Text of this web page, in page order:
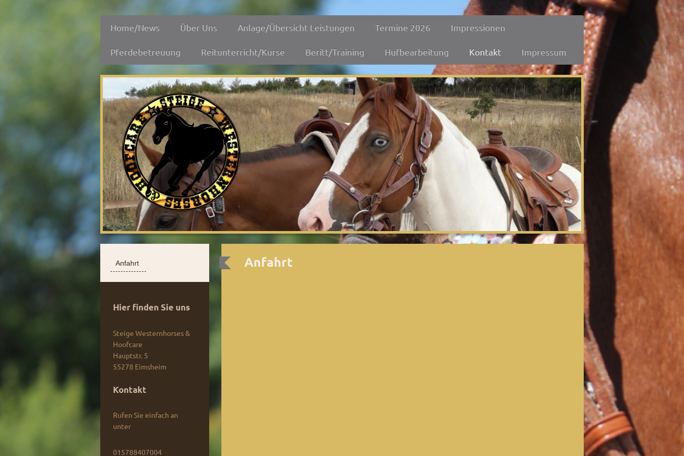
Home/News Über Uns Anlage/Übersicht Leistungen Termine 2026 Impressionen
Pferdebetreuung Reitunterricht/Kurse Beritt/Training Hufbearbeitung Kontakt Impressum
Anfahrt
Anfahrt
Hier finden Sie uns
Steige Westernhorses &
Hoofcare
Hauptstr. 5
55278 Eimsheim
Kontakt
Rufen Sie einfach an
unter
015788407004